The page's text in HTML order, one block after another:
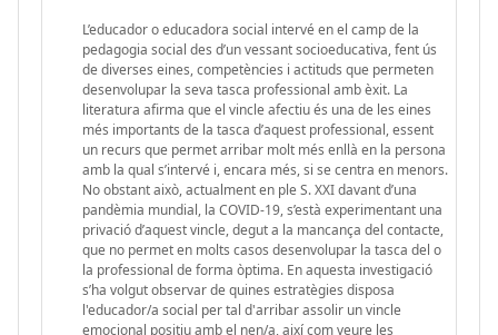
L’educador o educadora social intervé en el camp de la
pedagogia social des d’un vessant socioeducativa, fent ús
de diverses eines, competències i actituds que permeten
desenvolupar la seva tasca professional amb èxit. La
literatura afirma que el vincle afectiu és una de les eines
més importants de la tasca d’aquest professional, essent
un recurs que permet arribar molt més enllà en la persona
amb la qual s’intervé i, encara més, si se centra en menors.
No obstant això, actualment en ple S. XXI davant d’una
pandèmia mundial, la COVID-19, s’està experimentant una
privació d’aquest vincle, degut a la mancança del contacte,
que no permet en molts casos desenvolupar la tasca del o
la professional de forma òptima. En aquesta investigació
s’ha volgut observar de quines estratègies disposa
l'educador/a social per tal d'arribar assolir un vincle
emocional positiu amb el nen/a, així com veure les